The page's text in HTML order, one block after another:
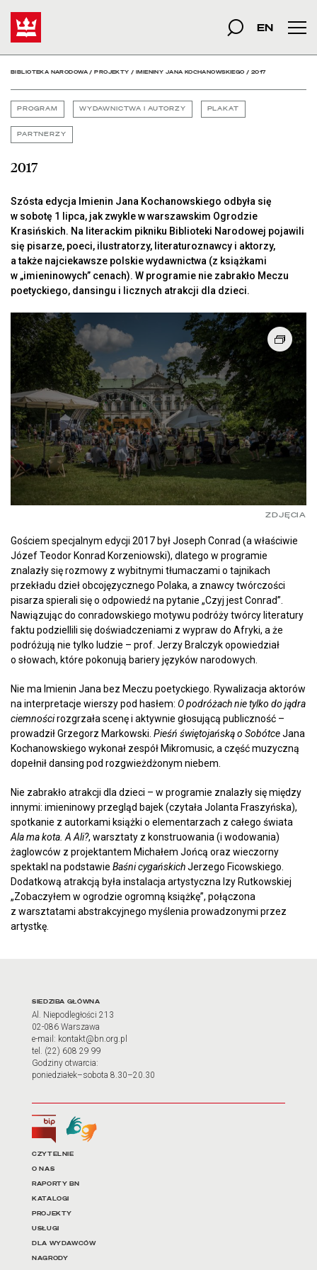
2017 - Biblioteka szukana fraza
Szukaj
EN
BIBLIOTEKA NARODOWA/PROJEKTY / IMIENINY JANA KOCHANOWSKIEGO / 2017
PROGRAM WYDAWNICTWA I AUTORZY PLAKAT
PARTNERZY
2017
Szósta edycja Imienin Jana Kochanowskiego odbyła się
w sobotę 1 lipca, jak zwykle w warszawskim Ogrodzie
Krasińskich. Na literackim pikniku Biblioteki Narodowej pojawili
się pisarze, poeci, ilustratorzy, literaturoznawcy i aktorzy,
a także najciekawsze polskie wydawnictwa (z książkami
w „imieninowych” cenach). W programie nie zabrakło Meczu
poetyckiego, dansingu i licznych atrakcji dla dzieci.
ZDJĘCIA
Gościem specjalnym edycji 2017 był Joseph Conrad (a właściwie
Józef Teodor Konrad Korzeniowski), dlatego w programie
znalazły się rozmowy z wybitnymi tłumaczami o tajnikach
przekładu dzieł obcojęzycznego Polaka, a znawcy twórczości
pisarza spierali się o odpowiedź na pytanie „Czyj jest Conrad”.
Nawiązując do conradowskiego motywu podróży twórcy literatury
faktu podziellili się doświadczeniami z wypraw do Afryki, a że
podróżują nie tylko ludzie – prof. Jerzy Bralczyk opowiedział
o słowach, które pokonują bariery języków narodowych.
Nie ma Imienin Jana bez Meczu poetyckiego. Rywalizacja aktorów
na interpretacje wierszy pod hasłem: O podróżach nie tylko do jądra
ciemnościrozgrzała scenę i aktywnie głosującą publiczność –
prowadził Grzegorz Markowski. Pieśń świętojańską o SobótceJana
Kochanowskiego wykonał zespół Mikromusic, a część muzyczną
dopełnił dansing pod rozgwieżdżonym niebem.
Nie zabrakło atrakcji dla dzieci – w programie znalazły się między
innymi: imieninowy przegląd bajek (czytała Jolanta Fraszyńska),
spotkanie z autorkami książki o elementarzach z całego świata
Ala ma kota. A Ali?, warsztaty z konstruowania (i wodowania)
żaglowców z projektantem Michałem Jońcą oraz wieczorny
spektakl na podstawie Baśni cygańskichJerzego Ficowskiego.
Dodatkową atrakcją była instalacja artystyczna Izy Rutkowskiej
„Zobaczyłem w ogrodzie ogromną książkę”, połączona
z warsztatami abstrakcyjnego myślenia prowadzonymi przez
artystkę.
Adres oraz godziny
SIEDZIBA GŁÓWNA
Al. Niepodległości 213
02-086 Warszawa
e-mail: kontakt@bn.org.pl
tel. (22) 608 29 99
Godziny otwarcia:
poniedziałek–sobota 8.30–20.30
Biuletyn Informacji Publicznej
Tłumacz języka migowego
Linki do najważniejszych
CZYTELNIE
O NAS
RAPORTY BN
KATALOGI
PROJEKTY
USŁUGI
DLA WYDAWCÓW
NAGRODY